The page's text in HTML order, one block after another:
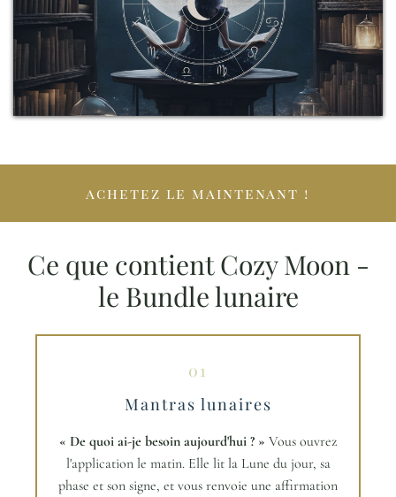
achetez le maintenant !
Ce que contient Cozy Moon -
le Bundle lunaire
01
Mantras lunaires
« De quoi ai-je besoin aujourd'hui ? » Vous ouvrez
l'application le matin. Elle lit la Lune du jour, sa
phase et son signe, et vous renvoie une affirmation